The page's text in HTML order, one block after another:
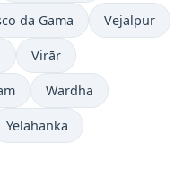
da Gama Vejalpur
Virār
Wardha
Yelahanka